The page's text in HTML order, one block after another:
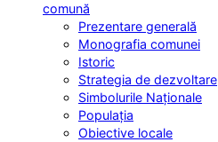
comună
Prezentare generală
Monografia comunei
Istoric
Strategia de dezvoltare
Simbolurile Naționale
Populația
Obiective locale